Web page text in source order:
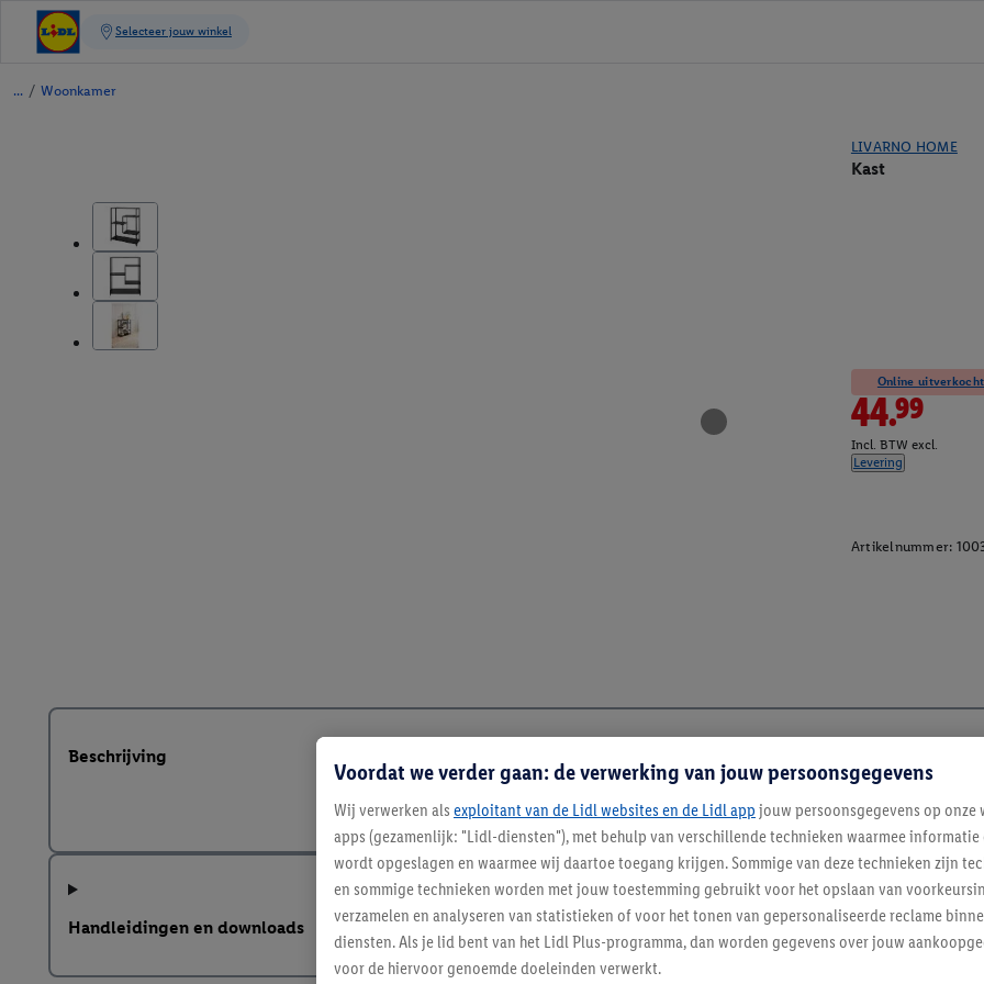
/ Woonkamer
LIVARNO HOME
Kast
Online
44.99
Incl. BTW excl.
Levering
Artikelnummer:
Beschrijving
Handleidingen en downloads
Voordat we verder gaan: de verwerking van jouw persoonsgegevens
Wij verwerken als exploitant van de Lidl websites en de Lidl app jouw persoonsgegevens op onze
apps (gezamenlijk: "Lidl-diensten"), met behulp van verschillende technieken waarmee
wordt opgeslagen en waarmee wij daartoe toegang krijgen. Sommige van deze technieken zijn
en sommige technieken worden met jouw toestemming gebruikt voor het opslaan van
verzamelen en analyseren van statistieken of voor het tonen van gepersonaliseerde reclame
diensten. Als je lid bent van het Lidl Plus-programma, dan worden gegevens over jouw
voor de hiervoor genoemde doeleinden verwerkt.